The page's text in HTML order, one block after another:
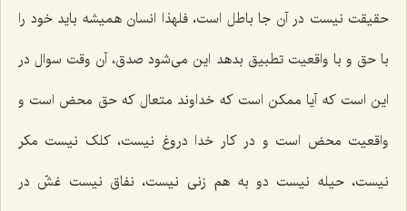
حقیقت نیست در آن جا باطل است، فلهذا انسان همیشه باید خود را
با حق و با واقعیت تطبیق بدهد این می‌شود صدق، آن وقت سوال در
این است که آیا ممکن است که خداوند متعال که حق محض است و
واقعیت محض است و در کار خدا دروغ نیست، کلک نیست مکر
نیست، حیله نیست دو به هم زنی نیست، نفاق نیست غشّ در